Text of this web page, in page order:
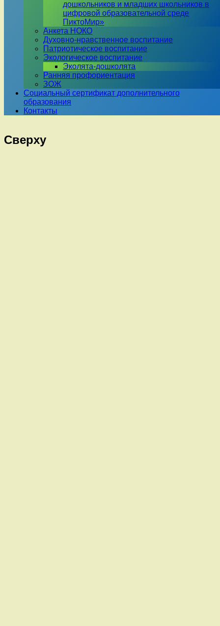
дошкольников и младших школьников в
цифровой образовательной среде
ПиктоМир»
Анкета НОКО
Духовно-нравственное воспитание
Патриотическое воспитание
Экологическое воспитание
Эколята-дошколята
Ранняя профориентация
ЗОЖ
Социальный сертификат дополнительного
образования
Контакты
Сверху